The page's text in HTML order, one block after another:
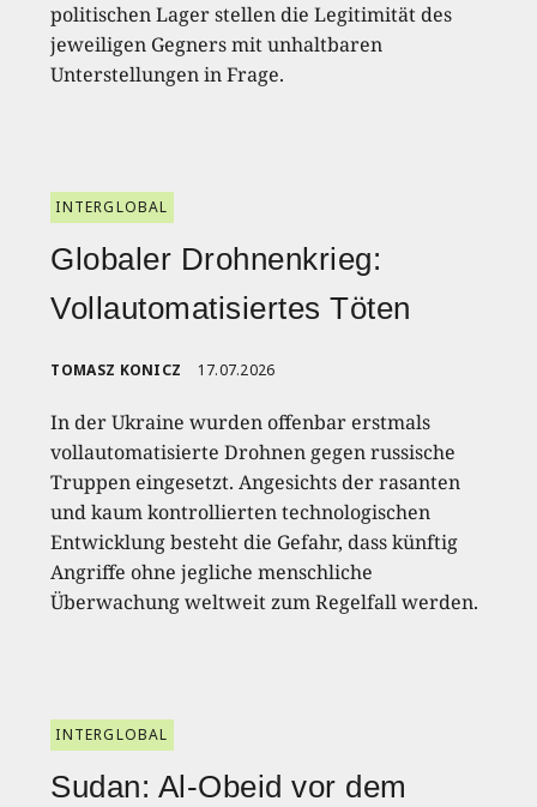
politischen Lager stellen die Legitimität des
jeweiligen Gegners mit unhaltbaren
Unterstellungen in Frage.
INTERGLOBAL
Globaler Drohnenkrieg:
Vollautomatisiertes Töten
TOMASZ KONICZ 17.07.2026
In der Ukraine wurden offenbar erstmals
vollautomatisierte Drohnen gegen russische
Truppen eingesetzt. Angesichts der rasanten
und kaum kontrollierten technologischen
Entwicklung besteht die Gefahr, dass künftig
Angriffe ohne jegliche menschliche
Überwachung weltweit zum Regelfall werden.
INTERGLOBAL
Sudan: Al-Obeid vor dem